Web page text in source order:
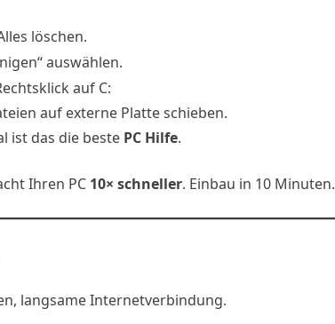
löschen.
auswählen.
auf C:
auf externe Platte schieben.
ist das die beste PC Hilfe.
Ihren PC 10× schneller. Einbau in 10 Minuten.
langsame Internetverbindung.